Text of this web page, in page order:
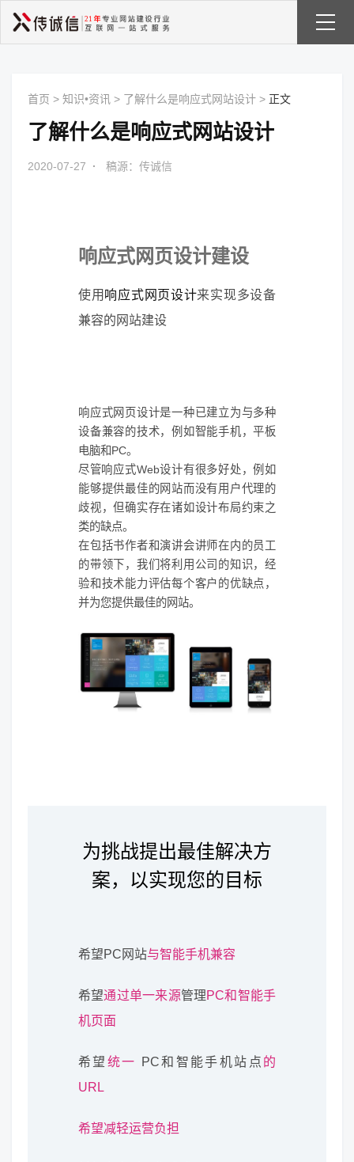
首页 > 知识•资讯 > 了解什么是响应式网站设计 > 正文
了解什么是响应式网站设计
2020-07-27 · 稿源：传诚信
响应式网页设计建设
使用 响应式网页设计来实现多设备
兼容的网站建设
响应式网页设计是一种已建立为与多种
设备兼容的技术，例如智能手机，平板
电脑和PC。
尽管响应式Web设计有很多好处，例如
能够提供最佳的网站而没有用户代理的
歧视，但确实存在诸如设计布局约束之
类的缺点。
在包括书作者和演讲会讲师在内的员工
的带领下，我们将利用公司的知识，经
验和技术能力评估每个客户的优缺点，
并为您提供最佳的网站。
为挑战提出最佳解决方
案，以实现您的目标
希望PC网站与智能手机兼容
希望通过单一来源管理PC和智能手
机页面
希望 统一 PC和智能手机站点 的
URL
希望减轻运营负担